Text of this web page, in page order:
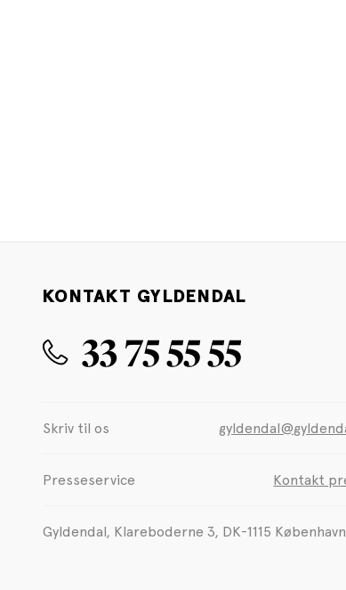
KONTAKT GYLDENDAL
33 75 55 55
Skriv til os
Presseservice Kontakt
Gyldendal, Klareboderne 3, DK-1115